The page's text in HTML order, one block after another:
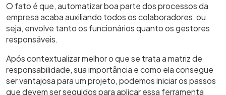
O fato é que, automatizar boa parte dos processos da
empresa acaba auxiliando todos os colaboradores, ou
seja, envolve tanto os funcionários quanto os gestores
responsáveis.
Após contextualizar melhor o que se trata a matriz de
responsabilidade, sua importância e como ela consegue
ser vantajosa para um projeto, podemos iniciar os passos
que devem ser seguidos para aplicar essa ferramenta